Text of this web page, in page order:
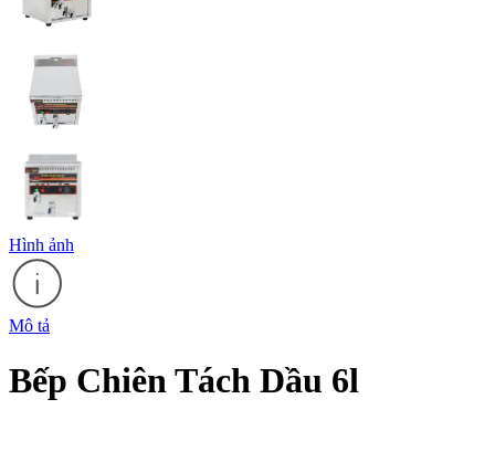
Hình ảnh
Mô tả
Bếp Chiên Tách Dầu 6l